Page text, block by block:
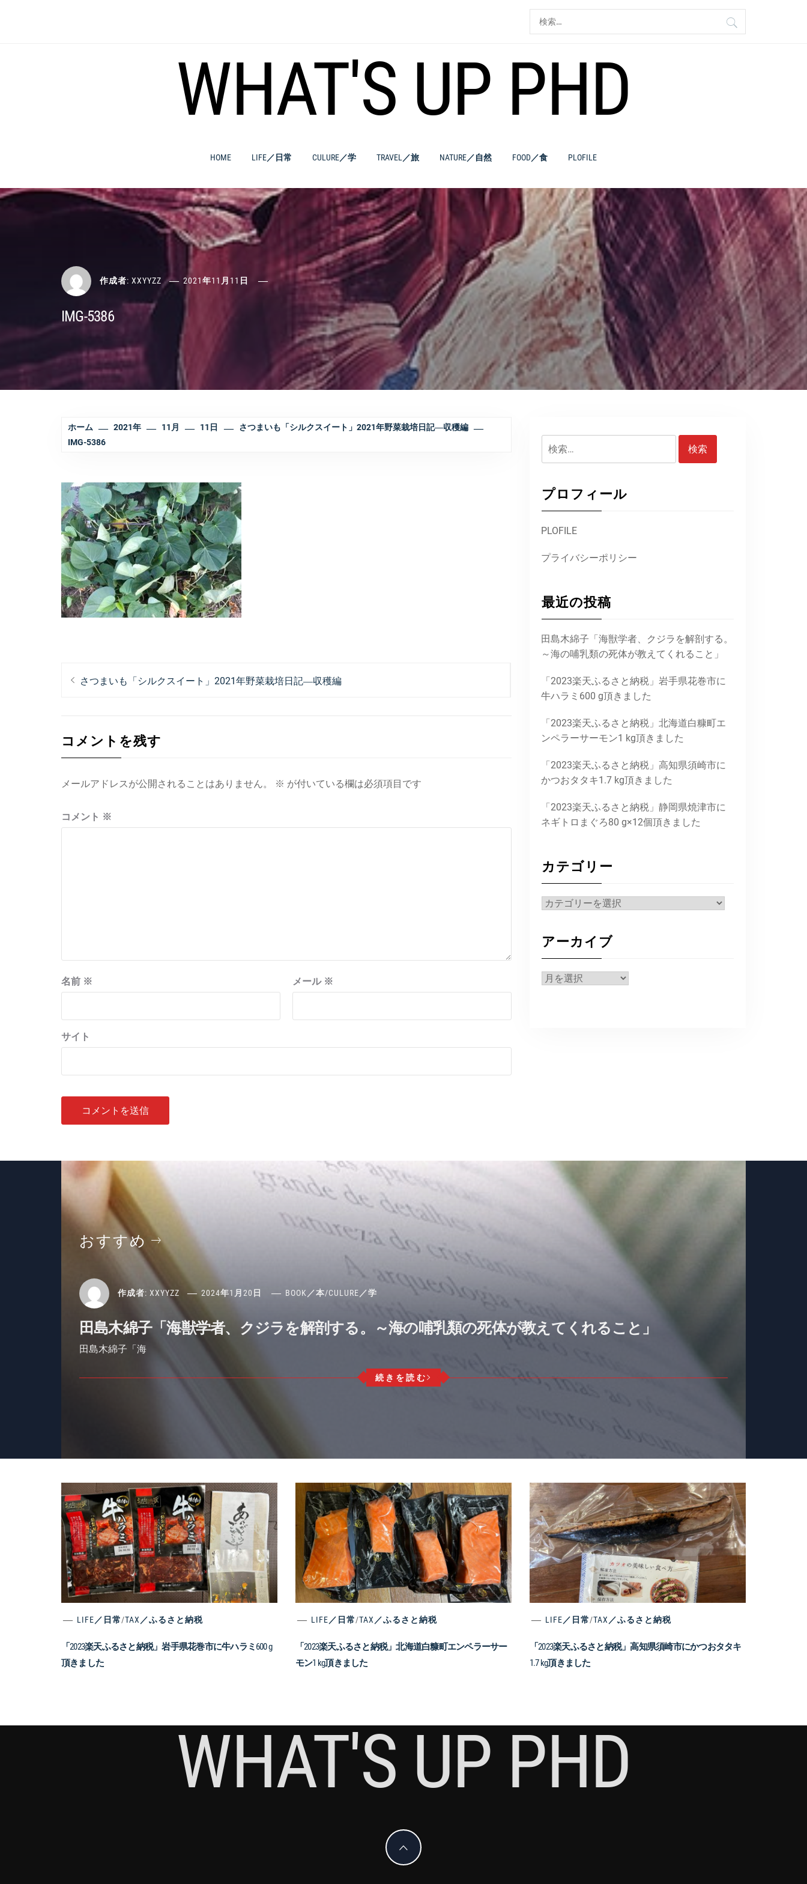
索:
WHAT'S UP PHD
HOME LIFE／日常 CULURE／学 TRAVEL／旅 NATURE／自然 FOOD／食 PLOFILE
作成者: XXYYZZ 2021年11月11日
IMG-5386
ホーム 2021年 11月 11日
さつまいも「シルクスイート」2021年野菜栽培日記―収穫編
IMG-5386
投
ビ
ゲ
シ
ョ
ン
過
稿:
さつまいも「シルクスイート」2021年野菜栽培日記―収穫編
コメントを残す
メールアドレスが公開されることはありません。 ※ が付いている欄は必須項目です
コメント ※
名前 ※ メール ※
サイト
検
索:
プロフィール
PLOFILE
プライバシーポリシー
最近の投稿
田島木綿子「海獣学者、クジラを解剖する。
～海の哺乳類の死体が教えてくれること」
「2023楽天ふるさと納税」岩手県花巻市に
牛ハラミ600 g頂きました
「2023楽天ふるさと納税」北海道白糠町エ
ンペラーサーモン1 kg頂きました
「2023楽天ふるさと納税」高知県須崎市に
かつおタタキ1.7 kg頂きました
「2023楽天ふるさと納税」静岡県焼津市に
ネギトロまぐろ80 g×12個頂きました
カテゴリー
カ
リ
アーカイブ
ア
おすすめ
作成者: XXYYZZ 2024年1月20日 BOOK／本/CULURE／学
田島木綿子「海獣学者、クジラを解剖する。～海の哺乳類の死体が教えてくれること」
田島木綿子「海
続きを読む
LIFE／日常/TAX／ふるさと納税
「2023楽天ふるさと納税」岩手県花巻市に牛ハラミ600 g
頂きました
LIFE／日常/TAX／ふるさと納税
「2023楽天ふるさと納税」北海道白糠町エンペラーサー
モン1 kg頂きました
LIFE／日常/TAX／ふるさと納税
「2023楽天ふるさと納税」高知県須崎市にかつおタタキ
1.7 kg頂きました
WHAT'S UP PHD